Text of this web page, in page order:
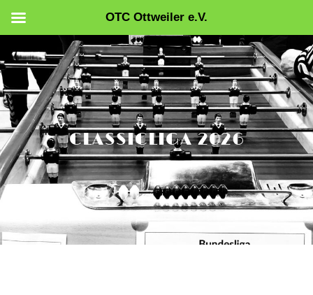
Inhalt
springen
CLASSICLIGA 2026
OTC Ottweiler e.V.